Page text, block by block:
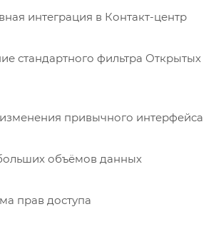
интеграция в Контакт-центр
стандартного фильтра Открытых
привычного интерфейса
объёмов данных
прав доступа